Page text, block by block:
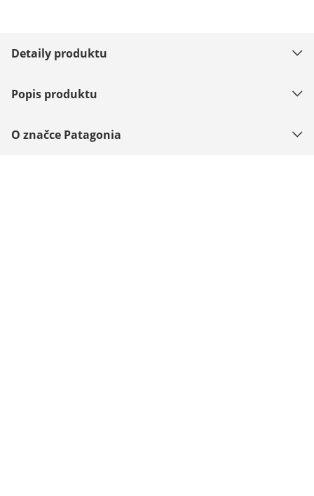
Detaily produktu
Popis produktu
O značce Patagonia